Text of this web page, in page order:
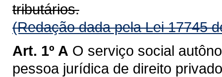
tributários.
(Redação dada pela Lei 17745
Art. 1º A O serviço social
pessoa jurídica de direito